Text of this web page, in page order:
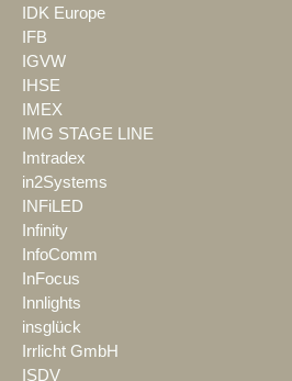
IDK Europe
IFB
IGVW
IHSE
IMEX
IMG STAGE LINE
Imtradex
in2Systems
INFiLED
Infinity
InfoComm
InFocus
Innlights
insglück
Irrlicht GmbH
ISDV